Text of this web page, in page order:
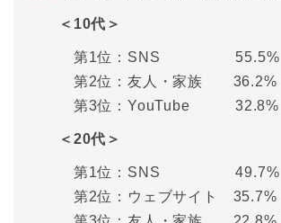
＜10代＞
第1位：SNS 55.5%
第2位：友人・家族 36.2%
第3位：YouTube 32.8%
＜20代＞
第1位：SNS 49.7%
第2位：ウェブサイト 35.7%